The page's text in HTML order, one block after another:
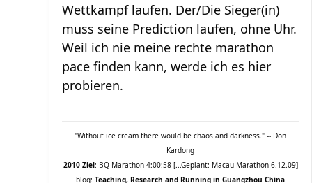
Wettkampf laufen. Der/Die Sieger(in)
muss seine Prediction laufen, ohne Uhr.
Weil ich nie meine rechte marathon
pace finden kann, werde ich es hier
probieren.
"Without ice cream there would be chaos and darkness." -- Don
Kardong
2010 Ziel: BQ Marathon 4:00:58 [...Geplant: Macau Marathon 6.12.09]
blog: Teaching, Research and Running in Guangzhou China